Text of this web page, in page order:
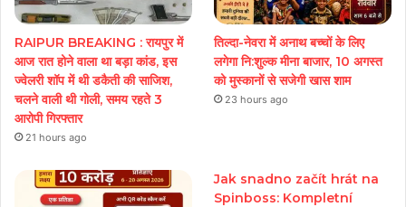
RAIPUR BREAKING : रायपुर में
आज रात होने वाला था बड़ा कांड, इस
ज्वेलरी शॉप में थी डकैती की साजिश,
चलने वाली थी गोली, समय रहते 3
आरोपी गिरफ्तार
21 hours ago
तिल्दा-नेवरा में अनाथ बच्चों के लिए
लगेगा नि:शुल्क मीना बाजार, 10 अगस्त
को मुस्कानों से सजेगी खास शाम
23 hours ago
Jak snadno začít hrát na
Spinboss: Kompletní